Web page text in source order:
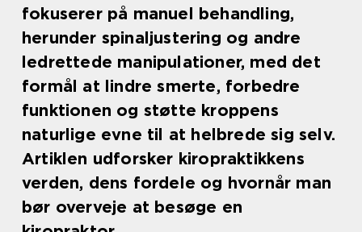
fokuserer på manuel behandling,
herunder spinaljustering og andre
ledrettede manipulationer, med det
formål at lindre smerte, forbedre
funktionen og støtte kroppens
naturlige evne til at helbrede sig selv.
Artiklen udforsker kiropraktikkens
verden, dens fordele og hvornår man
bør overveje at besøge en